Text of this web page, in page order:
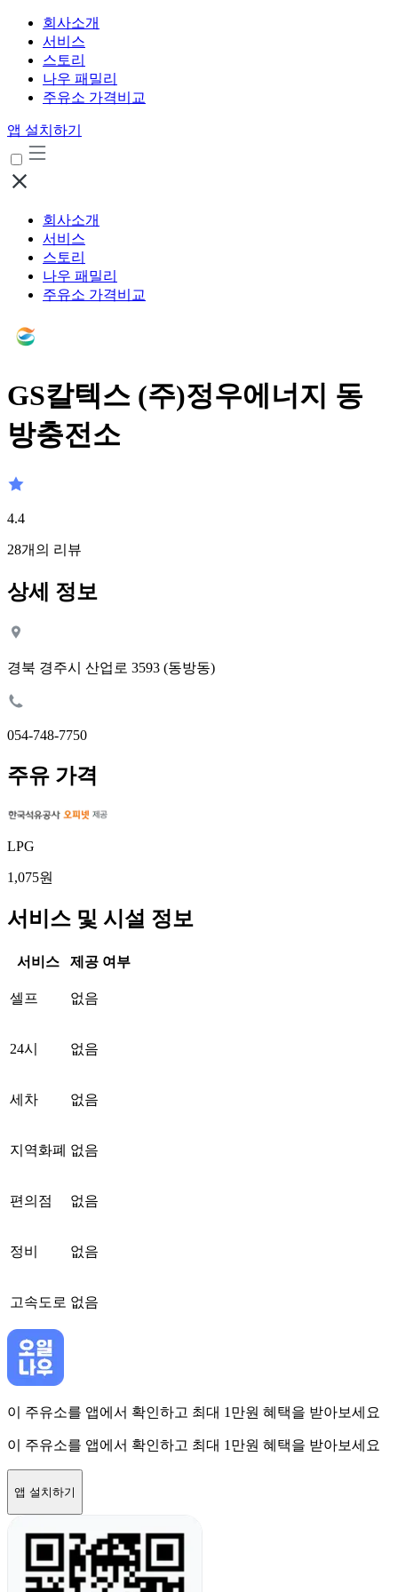
회사소개
서비스
스토리
나우 패밀리
주유소 가격비교
앱 설치하기
회사소개
서비스
스토리
나우 패밀리
주유소 가격비교
GS칼텍스 (주)정우에너지 동
방충전소
4.4
28개의 리뷰
상세 정보
경북 경주시 산업로 3593 (동방동)
054-748-7750
주유 가격
LPG
1,075원
서비스 및 시설 정보
서비스 제공 여부
셀프 없음
24시 없음
세차 없음
지역화폐 없음
편의점 없음
정비 없음
고속도로 없음
이 주유소를 앱에서 확인하고 최대 1만원 혜택을 받아보세요
이 주유소를 앱에서 확인하고 최대 1만원 혜택을 받아보세요
앱 설치하기